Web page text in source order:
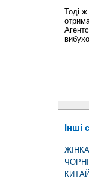
Тоді
Інші